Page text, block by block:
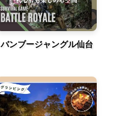
バンブージャングル仙台